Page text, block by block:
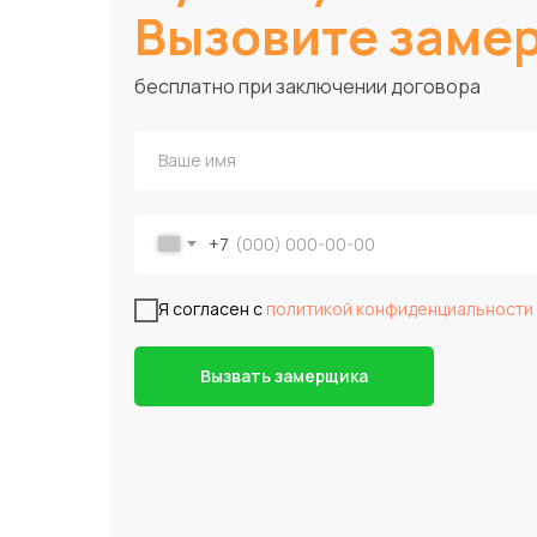
Вызовите
+7
Я согласен с политикой конфиденциальности
Вызвать замерщика
бесплатно при заключении договора